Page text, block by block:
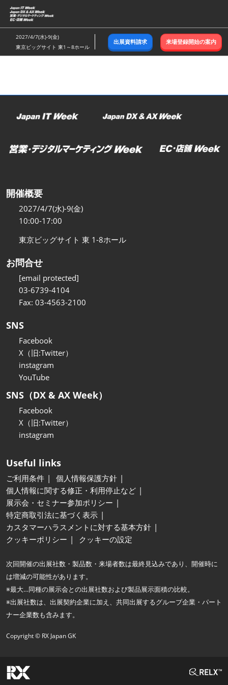
ス
キ
ッ
し
む
2027/4/7(水)-9(金)
東京ビッグサイト 東1～8ホール
出展資料請求 来場登録開始の案内
開催概要
2027/4/7(水)-9(金)
10:00-17:00
東京ビッグサイト 東 1-8ホール
お問合せ
[email protected]
03-6739-4104
Fax: 03-4563-2100
SNS
Facebook
X（旧:Twitter）
instagram
YouTube
SNS（DX & AX Week）
Facebook
X（旧:Twitter）
instagram
Useful links
ご利用条件
個人情報保護方針
個人情報に関する修正・利用停止など
展示会・セミナー参加ポリシー
特定商取引法に基づく表示
カスタマーハラスメントに対する基本方針
クッキーポリシー
クッキーの設定
次回開催の出展社数・製品数・来場者数は最終見込みであり、開催時に
は増減の可能性があります。
※最大…同種の展示会との出展社数および製品展示面積の比較。
※出展社数は、出展契約企業に加え、共同出展するグループ企業・パート
ナー企業数も含みます。
Copyright © RX Japan GK